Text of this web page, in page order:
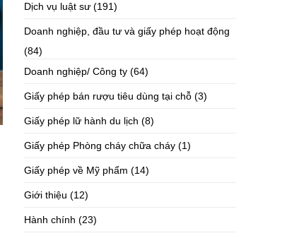
Dịch vụ luật sư (191)
Doanh nghiệp, đầu tư và giấy phép hoạt động
(84)
Doanh nghiệp/ Công ty (64)
Giấy phép bán rượu tiêu dùng tại chỗ (3)
Giấy phép lữ hành du lịch (8)
Giấy phép Phòng cháy chữa cháy (1)
Giấy phép về Mỹ phẩm (14)
Giới thiệu (12)
Hành chính (23)